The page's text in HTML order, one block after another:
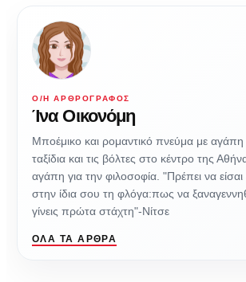
Ο/Η ΑΡΘΡΟΓΡΆΦΟΣ
Ίνα Οικονόμη
Μποέμικο και ρομαντικό πνεύμα με αγάπη
ταξίδια και τις βόλτες στο κέντρο της
αγάπη για την φιλοσοφία. "Πρέπει να είσαι
στην ίδια σου τη φλόγα:πως να
γίνεις πρώτα στάχτη"-Νίτσε
ΌΛΑ ΤΑ ΆΡΘΡΑ